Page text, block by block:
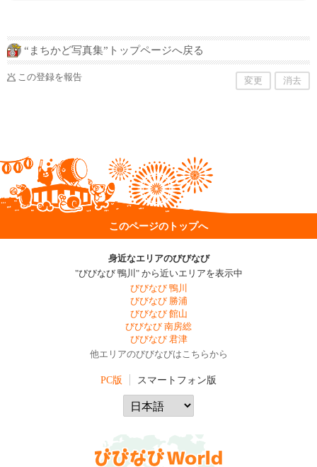
“まちかど写真集”トップページへ戻る
この登録を報告 変更 消去
このページのトップへ
身近なエリアのびびなび
"びびなび 鴨川" から近いエリアを表示中
びびなび 鴨川
びびなび 勝浦
びびなび 館山
びびなび 南房総
びびなび 君津
他エリアのびびなびはこちらから
PC版 スマートフォン版